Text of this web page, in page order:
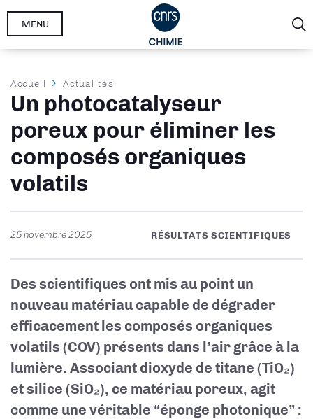
Aller
MENU
Fil
d'Ariane
Accueil Actualités
Un photocatalyseur
poreux pour éliminer les
composés organiques
volatils
25 novembre 2025 RÉSULTATS SCIENTIFIQUES
Des scientifiques ont mis au point un
nouveau matériau capable de dégrader
efficacement les composés organiques
volatils (COV) présents dans l’air grâce à la
lumière. Associant dioxyde de titane (TiO₂)
et silice (SiO₂), ce matériau poreux, agit
comme une véritable “éponge photonique” :